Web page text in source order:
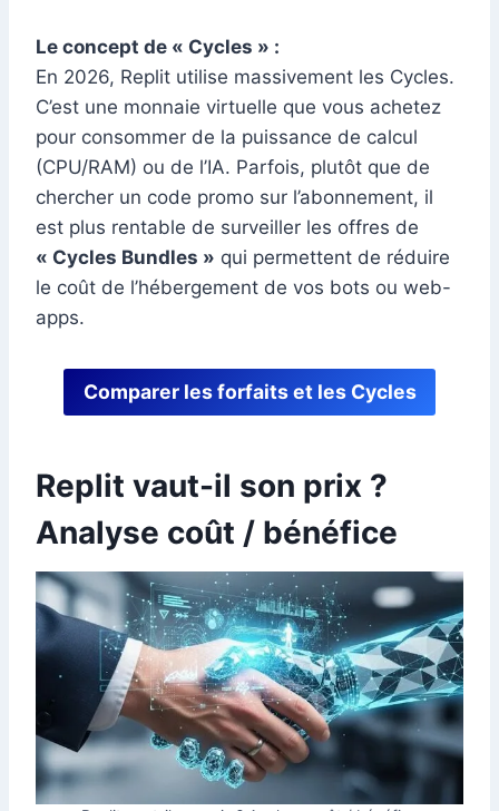
Le concept de « Cycles » :
En 2026, Replit utilise massivement les Cycles.
C’est une monnaie virtuelle que vous achetez
pour consommer de la puissance de calcul
(CPU/RAM) ou de l’IA. Parfois, plutôt que de
chercher un code promo sur l’abonnement, il
est plus rentable de surveiller les offres de
« Cycles Bundles » qui permettent de réduire
le coût de l’hébergement de vos bots ou web-
apps.
Comparer les forfaits et les Cycles
Replit vaut-il son prix ?
Analyse coût / bénéfice